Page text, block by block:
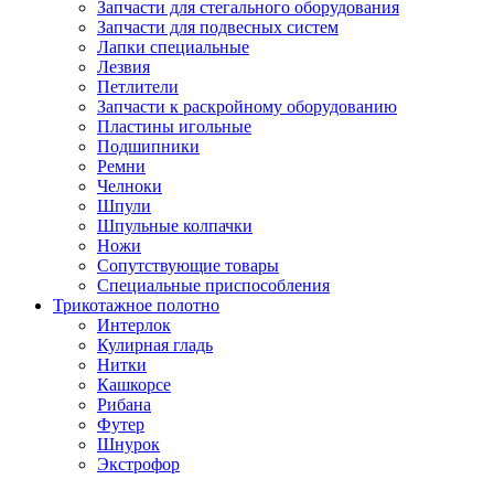
Запчасти для стегального оборудования
Запчасти для подвесных систем
Лапки специальные
Лезвия
Петлители
Запчасти к раскройному оборудованию
Пластины игольные
Подшипники
Ремни
Челноки
Шпули
Шпульные колпачки
Ножи
Сопутствующие товары
Специальные приспособления
Трикотажное полотно
Интерлок
Кулирная гладь
Нитки
Кашкорсе
Рибана
Футер
Шнурок
Экстрофор